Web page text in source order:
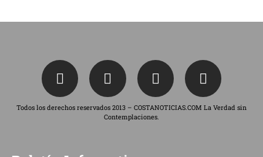
Todos los derechos reservados 2013 – COSTANOTICIAS.COM La Verdad sin
Contemplaciones.